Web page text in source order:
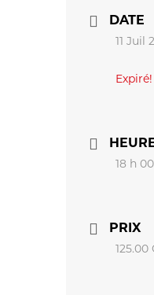
DATE
11 Juil
Expiré!
18 h
PRIX
125.00